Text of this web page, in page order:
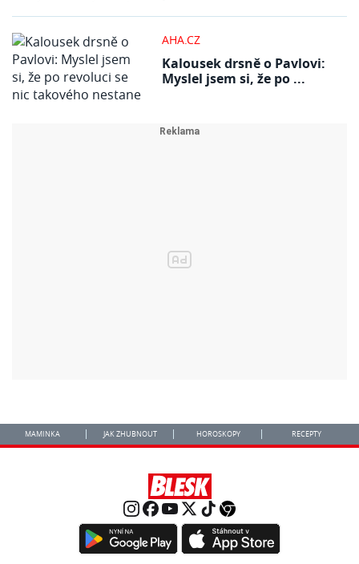
AHA.CZ
Kalousek drsně o Pavlovi:
Myslel jsem si, že po ...
MAMINKA JAK ZHUBNOUT HOROSKOPY RECEPTY